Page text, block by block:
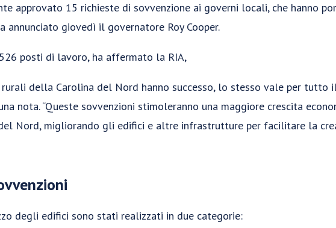
approvato 15 richieste di sovvenzione ai governi locali, che hanno
annunciato giovedì il governatore Roy Cooper.
posti di lavoro, ha affermato la RIA,
della Carolina del Nord hanno successo, lo stesso vale per tutto
nota. “Queste sovvenzioni stimoleranno una maggiore crescita
Nord, migliorando gli edifici e altre infrastrutture per facilitare la
degli edifici sono stati realizzati in due categorie: